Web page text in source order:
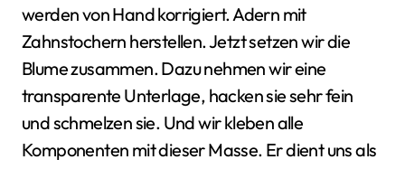
werden von Hand korrigiert. Adern mit
Zahnstochern herstellen. Jetzt setzen wir die
Blume zusammen. Dazu nehmen wir eine
transparente Unterlage, hacken sie sehr fein
und schmelzen sie. Und wir kleben alle
Komponenten mit dieser Masse. Er dient uns als